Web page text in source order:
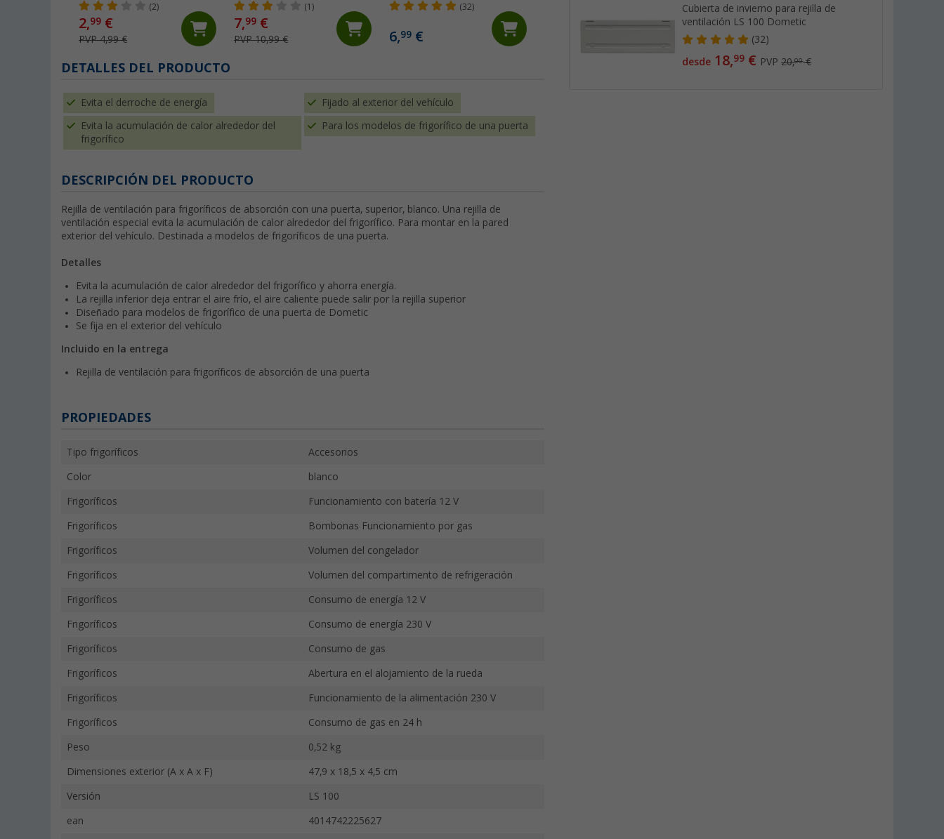
Cubierta de invierno para rejilla de
ventilación LS 100 Dometic
(32)
desde 18,99 € PVP20,00€
(2)
2,99 €
PVP 4,99 €
cubitos de hielo, tapa, caja y
pala para hielo gris
(1)
7,99 €
PVP 10,99 €
(32)
6,99 € 3,99 €
DETALLES DEL PRODUCTO
Evita el derroche de energía Fijado al exterior del vehículo
Evita la acumulación de calor alrededor del
frigorífico
Para los modelos de frigorífico de una puerta
DESCRIPCIÓN DEL PRODUCTO
Rejilla de ventilación para frigoríficos de absorción con una puerta, superior, blanco. Una rejilla de
ventilación especial evita la acumulación de calor alrededor del frigorífico. Para montar en la pared
exterior del vehículo. Destinada a modelos de frigoríficos de una puerta.
Detalles
Evita la acumulación de calor alrededor del frigorífico y ahorra energía.
La rejilla inferior deja entrar el aire frío, el aire caliente puede salir por la rejilla superior
Diseñado para modelos de frigorífico de una puerta de Dometic
Se fija en el exterior del vehículo
Incluido en la entrega
Rejilla de ventilación para frigoríficos de absorción de una puerta
PROPIEDADES
Tipo frigoríficos Accesorios
Color blanco
Frigoríficos Funcionamiento con batería 12 V
Frigoríficos Bombonas Funcionamiento por gas
Frigoríficos Volumen del congelador
Frigoríficos Volumen del compartimento de refrigeración
Frigoríficos Consumo de energía 12 V
Frigoríficos Consumo de energía 230 V
Frigoríficos Consumo de gas
Frigoríficos Abertura en el alojamiento de la rueda
Frigoríficos Funcionamiento de la alimentación 230 V
Frigoríficos Consumo de gas en 24 h
Peso 0,52 kg
Dimensiones exterior (A x A x F) 47,9 x 18,5 x 4,5 cm
Versión LS 100
ean 4014742225627